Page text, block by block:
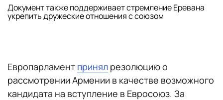
Документ также поддерживает стремление Еревана
укрепить дружеские отношения с союзом
Европарламент принял резолюцию о
рассмотрении Армении в качестве возможного
кандидата на вступление в Евросоюз. За